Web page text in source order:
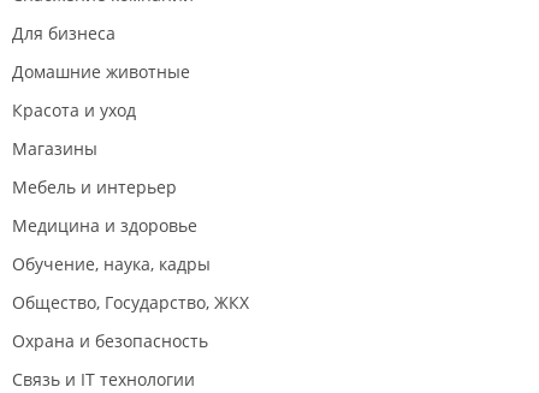
Для бизнеса
Домашние животные
Красота и уход
Магазины
Мебель и интерьер
Медицина и здоровье
Обучение, наука, кадры
Общество, Государство, ЖКХ
Охрана и безопасность
Связь и IT технологии